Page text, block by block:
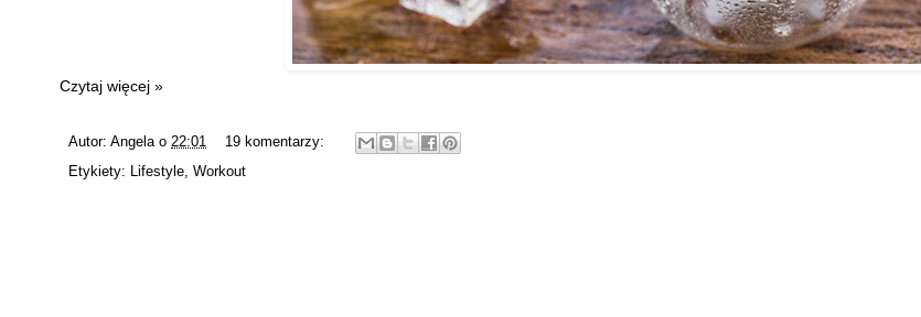
Czytaj więcej »
Autor: Angela o 22:01
19 komentarzy:
Etykiety:
Lifestyle Workout